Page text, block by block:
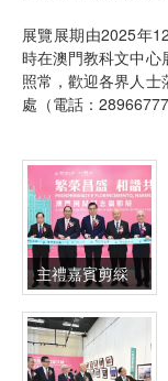
展覽展期由2025年
時在澳門教科文中心
照常，歡迎各界人
處（電話：
主禮嘉賓剪綵